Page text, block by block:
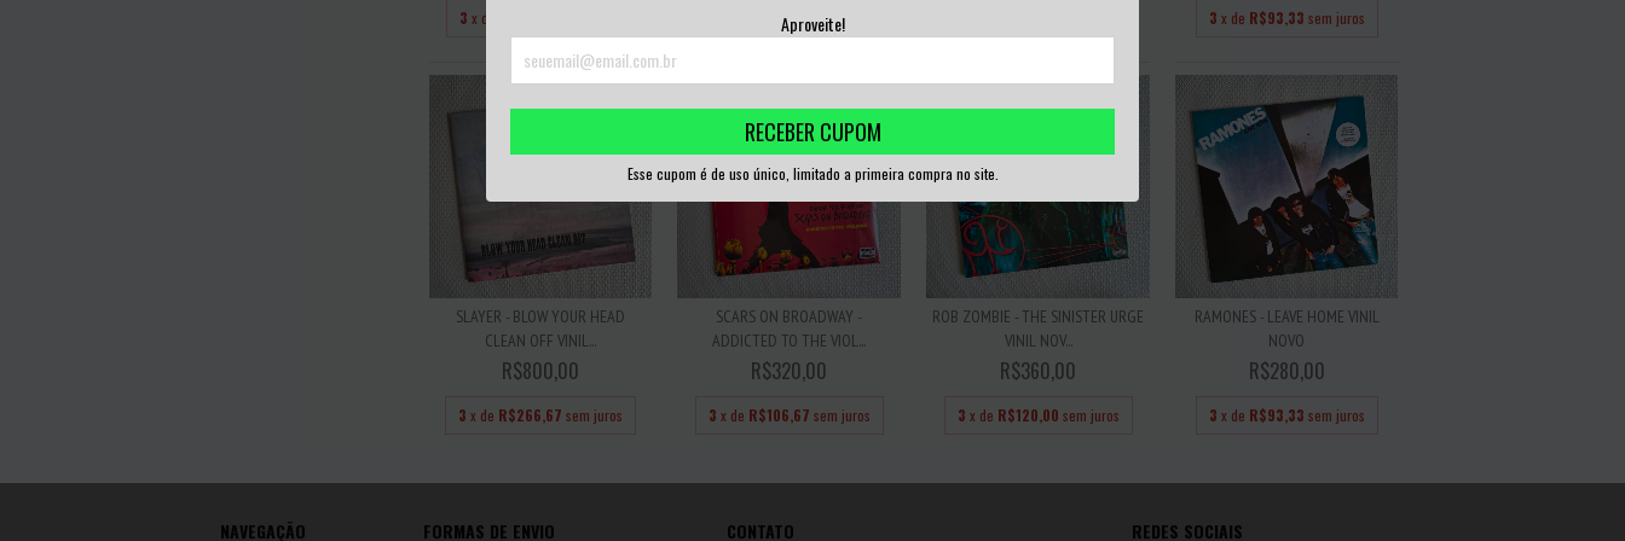
Aproveite!
RECEBER CUPOM
Esse cupom é de uso único, limitado a primeira compra no site.
3 x de R$100,00sem juros 3 x de R$93,33 sem juros
SLAYER - BLOW YOUR HEAD
CLEAN OFF VINIL...
R$800,00
3 x de R$266,67 sem juros
SCARS ON BROADWAY -
ADDICTED TO THE VIOL...
R$320,00
3 x de R$106,67 sem juros
ROB ZOMBIE - THE SINISTER URGE
VINIL NOV...
R$360,00
3 x de R$120,00 sem juros
RAMONES - LEAVE HOME VINIL
NOVO
R$280,00
3 x de R$93,33 sem juros
NAVEGAÇÃO FORMAS DE ENVIO CONTATO REDES SOCIAIS